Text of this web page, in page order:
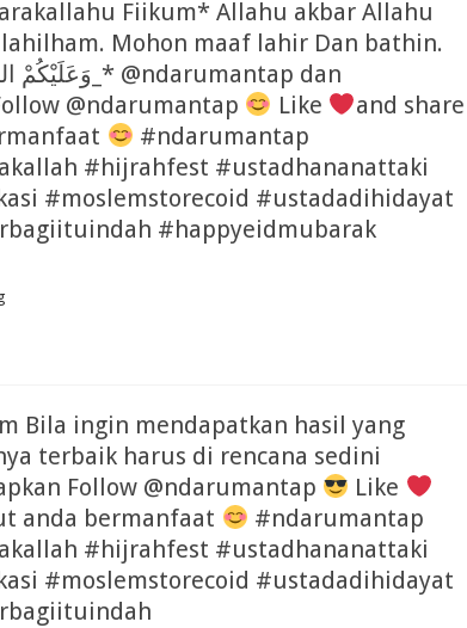
Fiikum* Allahu akbar Allahu
Mohon maaf lahir Dan bathin.
@ndarumantap Like
and share
#ndarumantap
#hijrahfest #ustadhananattaki
#moslemstorecoid #ustadadihidayat
#happyeidmubarak
Bila ingin mendapatkan hasil yang
terbaik harus di rencana sedini
Follow @ndarumantap
Like
anda bermanfaat
#ndarumantap
#hijrahfest #ustadhananattaki
#moslemstorecoid #ustadadihidayat